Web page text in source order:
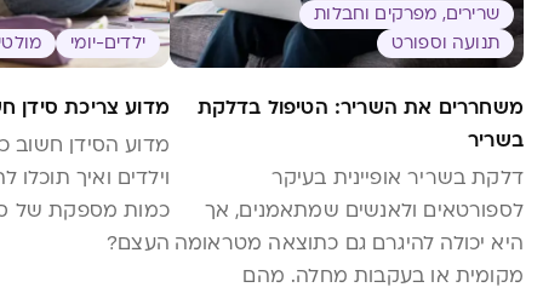
שרירים, מפרקים וחבלות
תנועה וספורט
משחררים את השריר: הטיפול בדלקת
בשריר
דלקת בשריר אופיינית בעיקר
לספורטאים ולאנשים שמתאמנים, אך
היא יכולה להיגרם גם כתוצאה מטראומה
מקומית או בעקבות מחלה. מהם
ילדים-יומי
מדוע צריכת סידן
מדוע הסידן חשוב
וילדים ואיך
כמות מספקת של
העצם?